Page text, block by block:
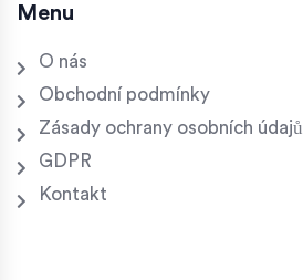
Menu
O nás
Obchodní podmínky
Zásady ochrany osobních údajů
GDPR
Kontakt